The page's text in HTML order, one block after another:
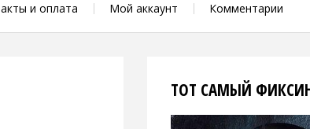
и оплата Мой аккаунт Комментарии
ТОТ САМЫЙ